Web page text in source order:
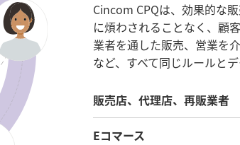
Cincom CPQは、効果的な
に煩わされることなく、顧
業者を通した販売、営業を
など、すべて同じルールとデ
販売店、代理店、再販業者
Eコマース